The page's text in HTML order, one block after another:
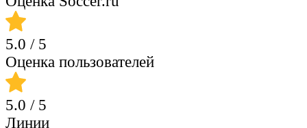
5.0 / 5
Оценка пользователей
5.0 / 5
Линии